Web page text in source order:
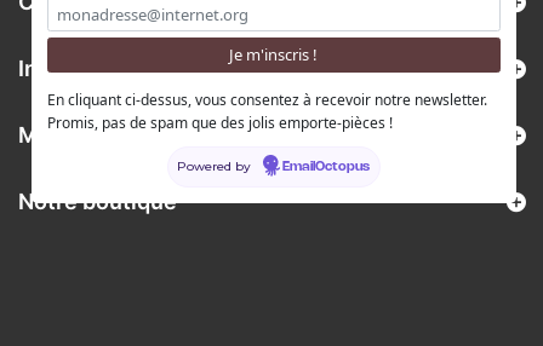
Informations
Mon compte
Notre boutique
En cliquant ci-dessus, vous consentez à recevoir notre newsletter.
Promis, pas de spam que des jolis emporte-pièces !
Powered by EmailOctopus